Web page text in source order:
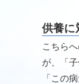
供養に
こちら
が、「
「この